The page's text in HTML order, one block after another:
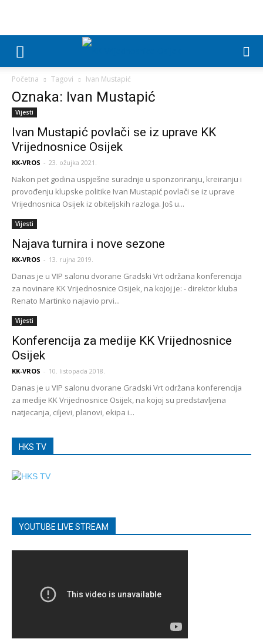
Početna Tagovi Ivan Mustapić
Oznaka: Ivan Mustapić
Vijesti
Ivan Mustapić povlači se iz uprave KK
Vrijednosnice Osijek
KK-VROS - 23. ožujka 2021.
Nakon pet godina uspješne suradnje u sponzoriranju, kreiranju i
provođenju klupske politike Ivan Mustapić povlači se iz uprave
Vrijednosnica Osijek iz obiteljskih razloga. Još u...
Vijesti
Najava turnira i nove sezone
KK-VROS - 13. rujna 2019.
Danas je u VIP salonu dvorane Gradski Vrt održana konferencija
za novinare KK Vrijednosnice Osijek, na kojoj je: - direktor kluba
Renato Martinko najavio prvi...
Vijesti
Konferencija za medije KK Vrijednosnice
Osijek
KK-VROS - 10. listopada 2018.
Danas je u VIP salonu dvorane Gradski Vrt održana konferencija
za medije KK Vrijednosnice Osijek, na kojoj su predstavljena
natjecanja, ciljevi, planovi, ekipa i...
HKS TV
YOUTUBE LIVE STREAM